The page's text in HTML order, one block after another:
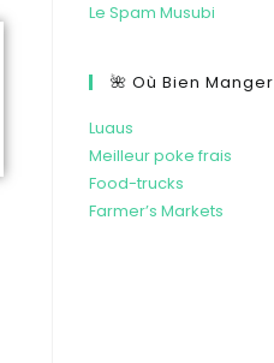
Le Spam Musubi
🌺 Où Bien Manger
Luaus
Meilleur poke frais
Food-trucks
Farmer’s Markets